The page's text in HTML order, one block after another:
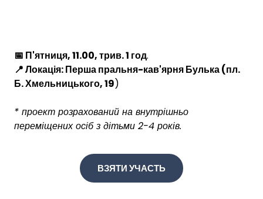
📅 П'ятниця, 11.00, трив. 1 год.
📍 Локація: Перша пральня-кав'ярня Булька (пл.
Б. Хмельницького, 19)
* проект розрахований на внутрішньо
переміщених осіб з дітьми 2-4 років.
ВЗЯТИ УЧАСТЬ